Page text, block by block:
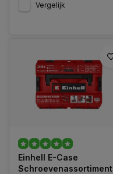
Vergelijk
Einhell E-Case
Schroevenassortiment